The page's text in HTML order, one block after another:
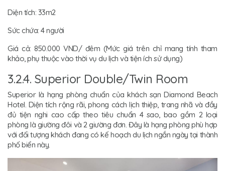
Diện tích: 33m2
Sức chứa: 4 người
Giá cả: 850.000 VND/ đêm (Mức giá trên chỉ mang tính tham
khảo, phụ thuộc vào thời vụ du lịch và tiện ích sử dụng)
3.2.4. Superior Double/Twin Room
Superior là hạng phòng chuẩn của khách sạn Diamond Beach
Hotel. Diện tích rộng rãi, phong cách lịch thiệp, trang nhã và đầy
đủ tiện nghi cao cấp theo tiêu chuẩn 4 sao, bao gồm 2 loại
phòng là giường đôi và 2 giường đơn. Đây là hạng phòng phù hợp
với đối tượng khách đang có kế hoạch du lịch ngắn ngày tại thành
phố biển này.